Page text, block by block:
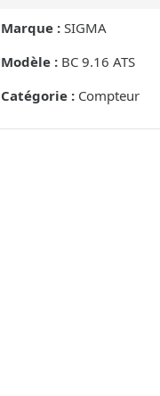
Marque : SIGMA
Modèle : BC 9.16 ATS
Catégorie : Compteur